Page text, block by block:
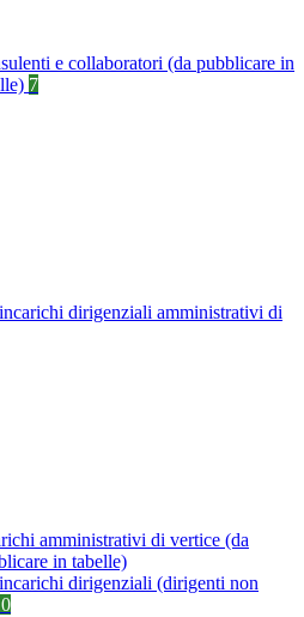
e collaboratori (da pubblicare in
7
dirigenziali amministrativi di
amministrativi di vertice (da
in tabelle)
dirigenziali (dirigenti non